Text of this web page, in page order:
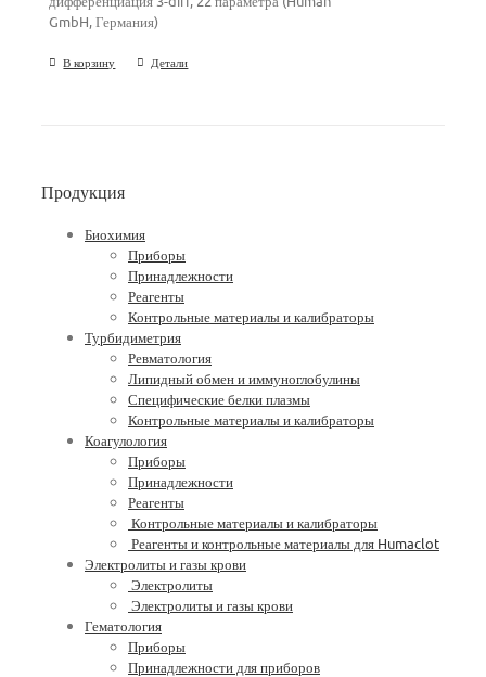
GmbH, Германия)
В корзину Детали
Продукция
Биохимия
Приборы
Принадлежности
Реагенты
Контрольные материалы и калибраторы
Турбидиметрия
Ревматология
Липидный обмен и иммуноглобулины
Специфические белки плазмы
Контрольные материалы и калибраторы
Коагулология
Приборы
Принадлежности
Реагенты
Контрольные материалы и калибраторы
Реагенты и контрольные материалы для Humaclot
Электролиты и газы крови
Электролиты
Электролиты и газы крови
Гематология
Приборы
Принадлежности для приборов